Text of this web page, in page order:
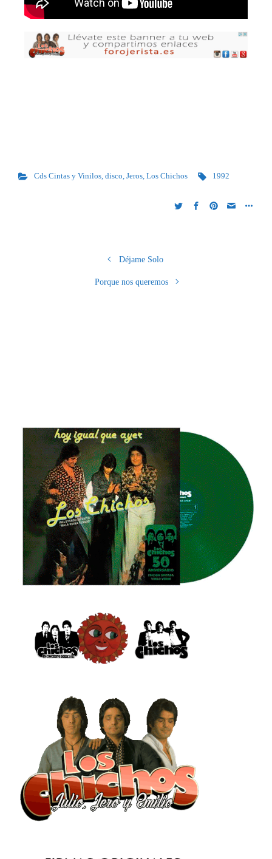
Cds Cintas y Vinilos, disco Jeros, Los Chichos 1992
Déjame Solo
Porque nos queremos